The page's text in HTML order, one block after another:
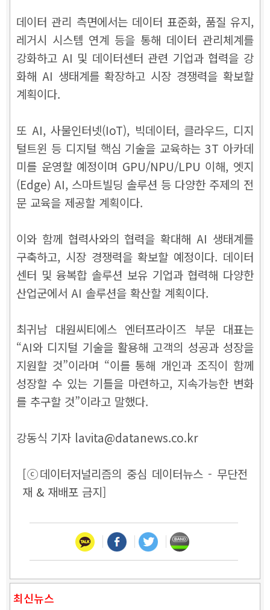
데이터 관리 측면에서는 데이터 표준화, 품질 유지,
레거시 시스템 연계 등을 통해 데이터 관리체계를
강화하고 AI 및 데이터센터 관련 기업과 협력을 강
화해 AI 생태계를 확장하고 시장 경쟁력을 확보할
계획이다.
또 AI, 사물인터넷(IoT), 빅데이터, 클라우드, 디지
털트윈 등 디지털 핵심 기술을 교육하는 3T 아카데
미를 운영할 예정이며 GPU/NPU/LPU 이해, 엣지
(Edge) AI, 스마트빌딩 솔루션 등 다양한 주제의 전
문 교육을 제공할 계획이다.
이와 함께 협력사와의 협력을 확대해 AI 생태계를
구축하고, 시장 경쟁력을 확보할 예정이다. 데이터
센터 및 융복합 솔루션 보유 기업과 협력해 다양한
산업군에서 AI 솔루션을 확산할 계획이다.
최귀남 대원씨티에스 엔터프라이즈 부문 대표는
“AI와 디지털 기술을 활용해 고객의 성공과 성장을
지원할 것”이라며 “이를 통해 개인과 조직이 함께
성장할 수 있는 기틀을 마련하고, 지속가능한 변화
를 추구할 것”이라고 말했다.
강동식 기자 lavita@datanews.co.kr
[ⓒ데이터저널리즘의 중심 데이터뉴스 - 무단전
재 & 재배포 금지]
최신뉴스